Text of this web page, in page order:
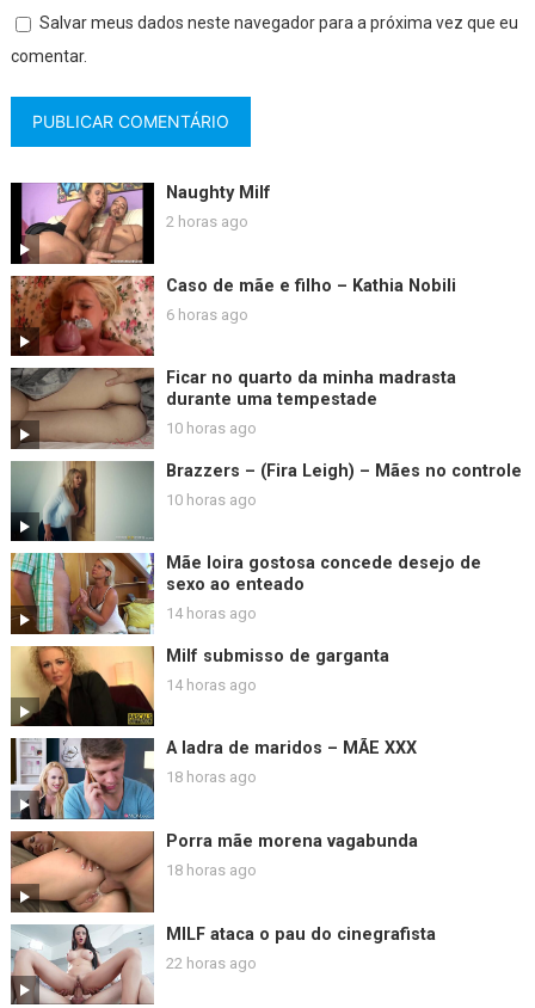
Salvar meus dados neste navegador para a próxima vez que eu
comentar.
Naughty Milf
2 horas ago
Caso de mãe e filho – Kathia Nobili
6 horas ago
Ficar no quarto da minha madrasta
durante uma tempestade
10 horas ago
Brazzers – (Fira Leigh) – Mães no controle
10 horas ago
Mãe loira gostosa concede desejo de
sexo ao enteado
14 horas ago
Milf submisso de garganta
14 horas ago
A ladra de maridos – MÃE XXX
18 horas ago
Porra mãe morena vagabunda
18 horas ago
MILF ataca o pau do cinegrafista
22 horas ago